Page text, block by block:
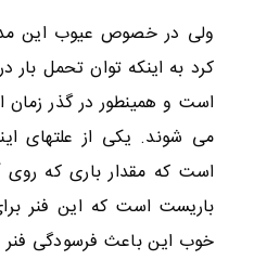
ولی در خصوص عیوب این
کرد به اینکه توان تحمل بار
است و همینطور در گذر
می شوند. یکی از علتهای
است که مقدار باری که
باریست است که این فنر
خوب این باعث فرسودگی